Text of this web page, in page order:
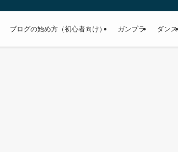
ブログの始め方（初心者向け） ガンプラ ダンス